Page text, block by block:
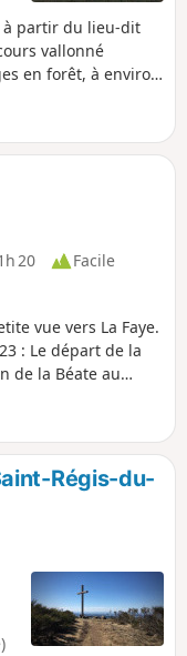
à partir du lieu-dit
vallonné
en forêt, à environ
20
Facile
vue vers La Faye.
: Le départ de la
de la Béate au
Régis-du-